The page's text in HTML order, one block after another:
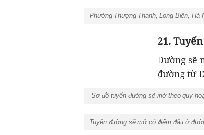
Phường Thượng Thanh, Long Biên, Hà
21.
Đường sẽ
đường từ
Sơ đồ tuyến đường sẽ mở theo quy
Tuyến đường sẽ mở có điểm đầu ở